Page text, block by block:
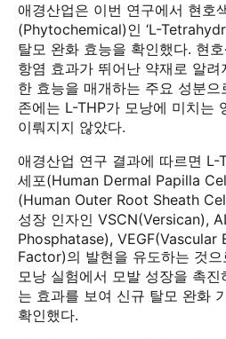
애경산업은 이번 연구에서 현호
(Phytochemical)인 ‘L-
탈모 완화 효능을 확인했다. 현
항염 효과가 뛰어난 약재로 알
한 효능을 매개하는 주요 성분
존에는 L-THP가 모낭에 미치는
이뤄지지 않았다.
애경산업 연구 결과에 따르면 L-
세포(Human Dermal Papilla
(Human Outer Root Sheath
성장 인자인 VSCN(Versican),
Phosphatase),
Factor)의 발현을 유도하는 것
모낭 실험에서 모발 성장을 촉
는 효과를 보여 신규 탈모 완화
확인했다.